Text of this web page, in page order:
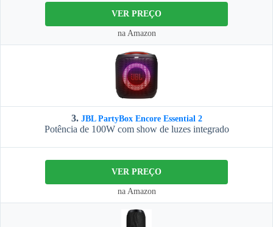
VER PREÇO
na Amazon
3. JBL PartyBox Encore Essential 2
Potência de 100W com show de luzes integrado
VER PREÇO
na Amazon